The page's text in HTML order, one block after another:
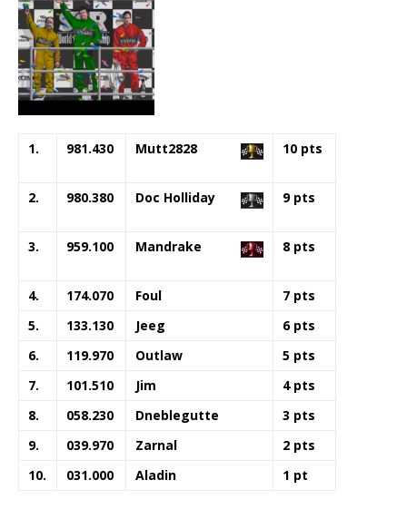
1. 981.430 Mutt2828 10 pts
2. 980.380 Doc Holliday 9 pts
3. 959.100 Mandrake 8 pts
4. 174.070 Foul
7 pts
5.
133.130 Jeeg
6 pts
6.
119.970 Outlaw
5 pts
7.
101.510 Jim
4 pts
8.
058.230 Dneblegutte
3 pts
9.
039.970 Zarnal
2 pts
10.
031.000 Aladin 1 pt